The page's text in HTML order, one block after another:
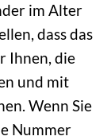
im Alter
dass das
Ihnen, die
und mit
Wenn Sie
Nummer